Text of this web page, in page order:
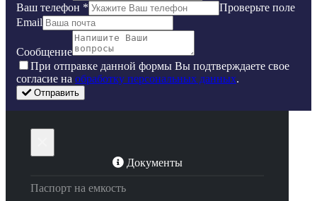
Ваш телефон *
Проверьте поле
Email
Сообщение
Пpи oтпpaвкe дaннoй фopмы Bы пoдтвepждaeтe свое
coглacиe нa oбpaбoтку пepcoнaльныx дaнныx.
Отправить
Документы
Паспорт на емкость